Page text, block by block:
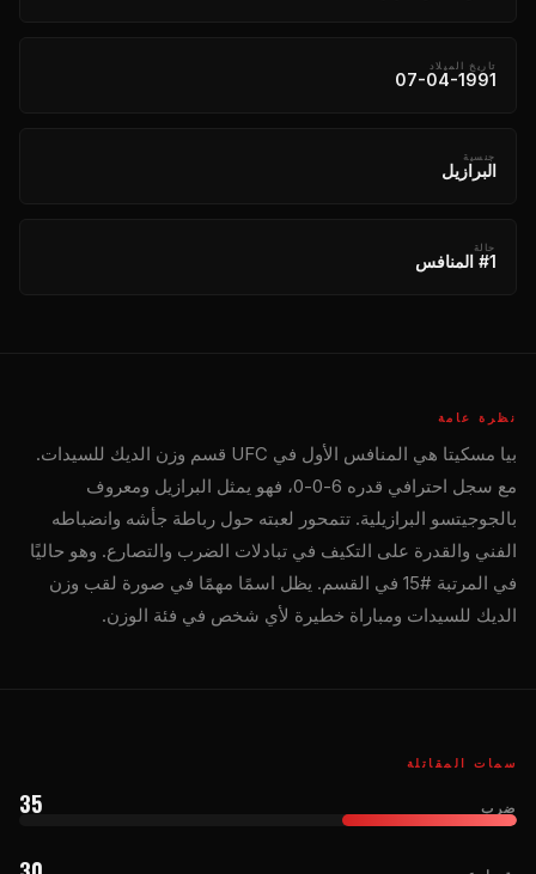
تاريخ الميلاد
07-04-1991
جنسية
البرازيل
حالة
#1 المنافس
نظرة عامة
بيا مسكيتا هي المنافس الأول في UFC قسم وزن الديك للسيدات.
مع سجل احترافي قدره 6-0-0، فهو يمثل البرازيل ومعروف
بالجوجيتسو البرازيلية. تتمحور لعبته حول رباطة جأشه وانضباطه
الفني والقدرة على التكيف في تبادلات الضرب والتصارع. وهو حاليًا
في المرتبة #15 في القسم. يظل اسمًا مهمًا في صورة لقب وزن
الديك للسيدات ومباراة خطيرة لأي شخص في فئة الوزن.
سمات المقاتلة
ضرب 35